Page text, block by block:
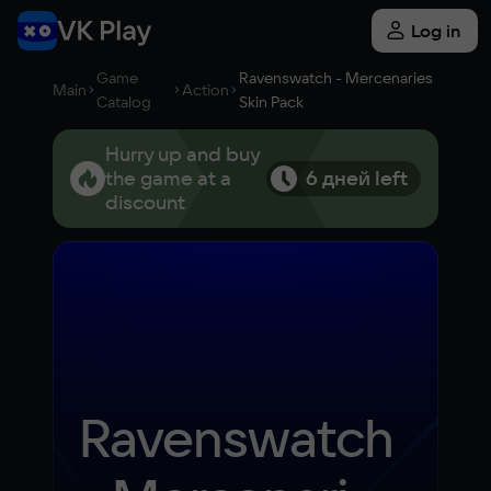
Log in
Main
Game
Catalog
Action
Ravenswatch - Mercenaries
Skin Pack
Hurry up and buy
the game at a
discount
6 дней left
Ravenswatch